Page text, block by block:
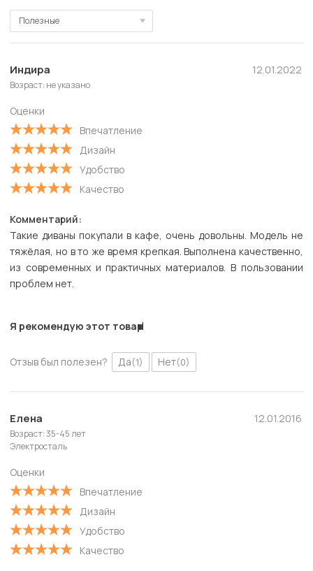
Полезные
Полезные
Новые
Старые
С высокой оценкой
С низкой оценкой
Индира
Возраст: не указано
Оценки
Впечатление
Дизайн
Удобство
Качество
12.01.2022
Комментарий:
Такие диваны покупали в кафе, очень довольны. Модель не
тяжёлая, но в то же время крепкая. Выполнена качественно,
из современных и практичных материалов. В пользовании
проблем нет.
Я рекомендую этот товар
Отзыв был полезен? Да(1) Нет(0)
Елена
Возраст: 35-45 лет
Электросталь
Оценки
Впечатление
Дизайн
Удобство
Качество
12.01.2016